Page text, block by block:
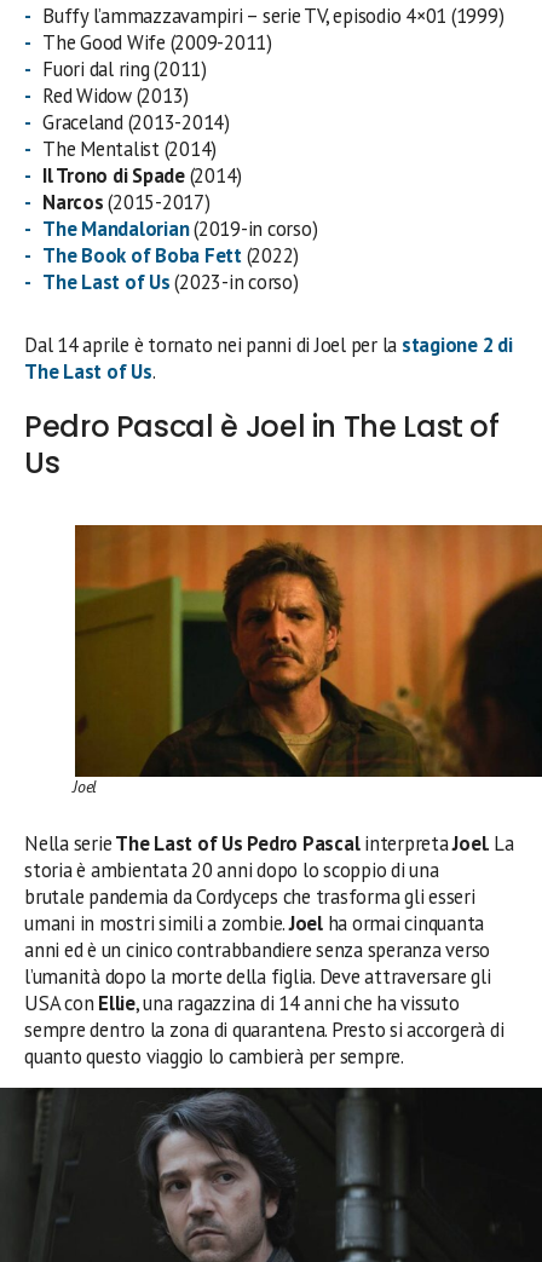
Buffy l’ammazzavampiri – serie TV, episodio 4×01 (1999)
The Good Wife (2009-2011)
Fuori dal ring (2011)
Red Widow (2013)
Graceland (2013-2014)
The Mentalist (2014)
Il Trono di Spade(2014)
Narcos(2015-2017)
The Mandalorian(2019-in corso)
The Book of Boba Fett(2022)
The Last of Us(2023-in corso)
Dal 14 aprile è tornato nei panni di Joel per la stagione 2 di
The Last of Us.
Pedro Pascal è Joel in The Last of
Us
Joel
Nella serieThe Last of Us Pedro PascalinterpretaJoel. La
storia è ambientata 20 anni dopo lo scoppio di una
brutale pandemia da Cordyceps che trasforma gli esseri
umani in mostri simili a zombie.Joel ha ormai cinquanta
anni ed è un cinico contrabbandiere senza speranza verso
l’umanità dopo la morte della figlia. Deve attraversare gli
USA con Ellie, una ragazzina di 14 anni che ha vissuto
sempre dentro la zona di quarantena. Presto si accorgerà di
quanto questo viaggio lo cambierà per sempre.